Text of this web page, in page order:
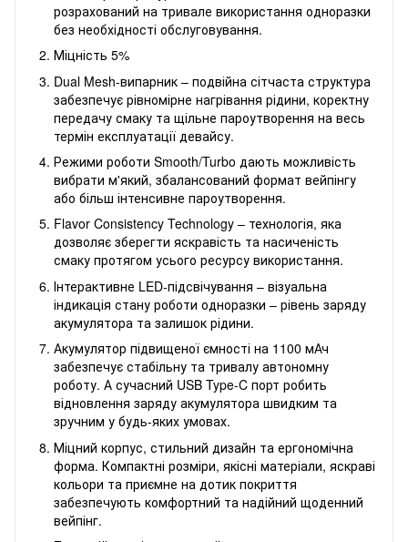
розрахований на тривале використання одноразки
без необхідності обслуговування.
Міцність 5%
Dual Mesh-випарник – подвійна сітчаста структура
забезпечує рівномірне нагрівання рідини, коректну
передачу смаку та щільне пароутворення на весь
термін експлуатації девайсу.
Режими роботи Smooth/Turbo дають можливість
вибрати м'який, збалансований формат вейпінгу
або більш інтенсивне пароутворення.
Flavor Consistency Technology – технологія, яка
дозволяє зберегти яскравість та насиченість
смаку протягом усього ресурсу використання.
Інтерактивне LED-підсвічування – візуальна
індикація стану роботи одноразки – рівень заряду
акумулятора та залишок рідини.
Акумулятор підвищеної ємності на 1100 мАч
забезпечує стабільну та тривалу автономну
роботу. А сучасний USB Type-C порт робить
відновлення заряду акумулятора швидким та
зручним у будь-яких умовах.
Міцний корпус, стильний дизайн та ергономічна
форма. Компактні розміри, якісні матеріали, яскраві
кольори та приємне на дотик покриття
забезпечують комфортний та надійний щоденний
вейпінг.